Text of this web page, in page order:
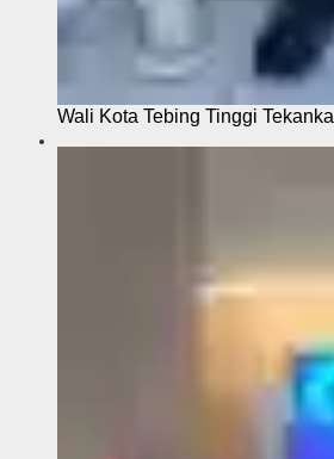
Wali Kota Tebing Tinggi